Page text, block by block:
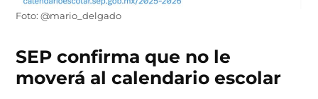
Foto: @mario_delgado
SEP confirma que no le
moverá al calendario escolar